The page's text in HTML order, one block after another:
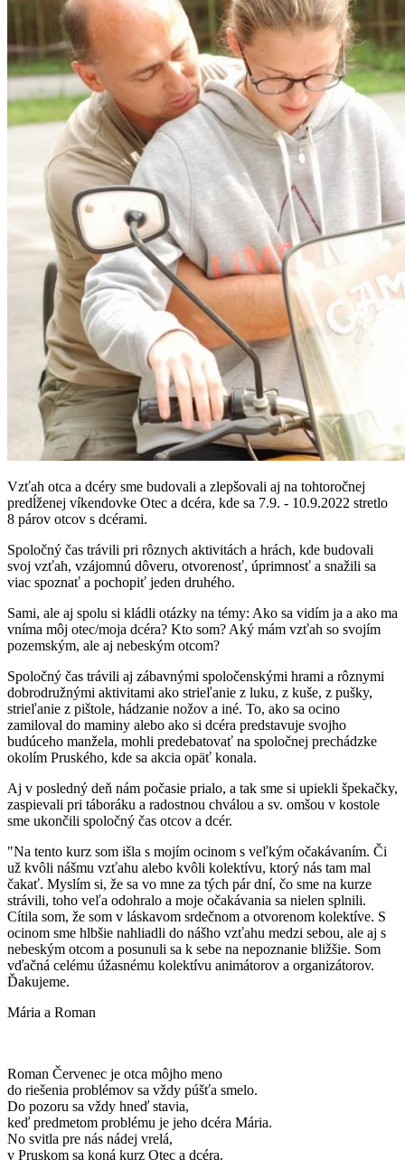
Vzťah otca a dcéry sme budovali a zlepšovali aj na tohtoročnej
predĺženej víkendovke Otec a dcéra, kde sa 7.9. - 10.9.2022 stretlo
8 párov otcov s dcérami.
Spoločný čas trávili pri rôznych aktivitách a hrách, kde budovali
svoj vzťah, vzájomnú dôveru, otvorenosť, úprimnosť a snažili sa
viac spoznať a pochopiť jeden druhého.
Sami, ale aj spolu si kládli otázky na témy: Ako sa vidím ja a ako ma
vníma môj otec/moja dcéra? Kto som? Aký mám vzťah so svojím
pozemským, ale aj nebeským otcom?
Spoločný čas trávili aj zábavnými spoločenskými hrami a rôznymi
dobrodružnými aktivitami ako strieľanie z luku, z kuše, z pušky,
strieľanie z pištole, hádzanie nožov a iné. To, ako sa ocino
zamiloval do maminy alebo ako si dcéra predstavuje svojho
budúceho manžela, mohli predebatovať na spoločnej prechádzke
okolím Pruského, kde sa akcia opäť konala.
Aj v posledný deň nám počasie prialo, a tak sme si upiekli špekačky,
zaspievali pri táboráku a radostnou chválou a sv. omšou v kostole
sme ukončili spoločný čas otcov a dcér.
"Na tento kurz som išla s mojím ocinom s veľkým očakávaním. Či
už kvôli nášmu vzťahu alebo kvôli kolektívu, ktorý nás tam mal
čakať. Myslím si, že sa vo mne za tých pár dní, čo sme na kurze
strávili, toho veľa odohralo a moje očakávania sa nielen splnili.
Cítila som, že som v láskavom srdečnom a otvorenom kolektíve. S
ocinom sme hlbšie nahliadli do nášho vzťahu medzi sebou, ale aj s
nebeským otcom a posunuli sa k sebe na nepoznanie bližšie. Som
vďačná celému úžasnému kolektívu animátorov a organizátorov.
Ďakujeme.
Mária a Roman
Roman Červenec je otca môjho meno
do riešenia problémov sa vždy púšťa smelo.
Do pozoru sa vždy hneď stavia,
keď predmetom problému je jeho dcéra Mária.
No svitla pre nás nádej vrelá,
v Pruskom sa koná kurz Otec a dcéra.